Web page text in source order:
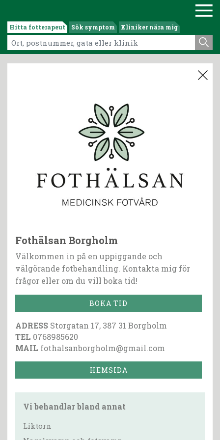
Hitta fotterapeut Sök symptom Kliniker nära mig
Fothälsan Borgholm
Välkommen in på en uppiggande och
välgörande fotbehandling. Kontakta mig för
frågor eller om du vill boka tid!
BOKA TID
ADRESS Storgatan 17, 387 31 Borgholm
TEL 0768985620
MAIL fothalsanborgholm@gmail.com
HEMSIDA
Vi behandlar bland annat
Liktorn